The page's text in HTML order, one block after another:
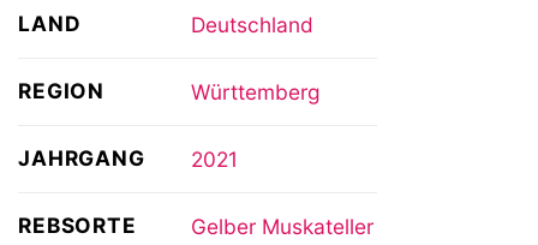
LAND Deutschland
REGION Württemberg
JAHRGANG 2021
REBSORTE Gelber Muskateller